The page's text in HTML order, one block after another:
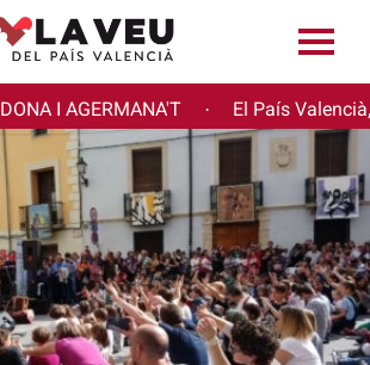
DONA I AGERMANA'T · El País